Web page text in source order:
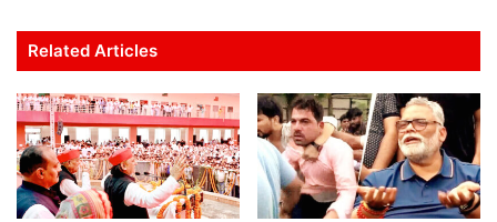
s
A
p
p
e
b
o
o
k
er l
e
dI
n
e
Related Articles